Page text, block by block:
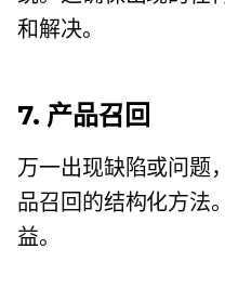
和解决。
7. 产品召回
万一出现缺陷或问题
品召回的结构化方法
益。